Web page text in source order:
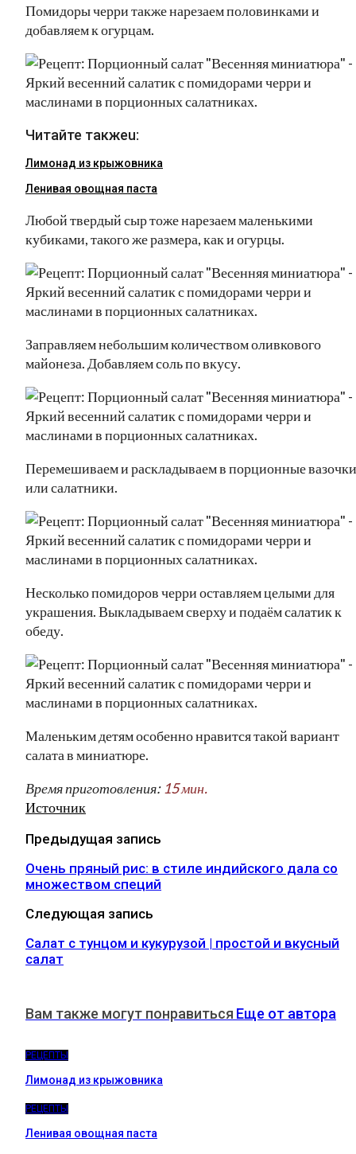
Помидоры черри также нарезаем половинками и
добавляем к огурцам.
Читайте такжеu:
Лимонад из крыжовника
Ленивая овощная паста
Любой твердый сыр тоже нарезаем маленькими
кубиками, такого же размера, как и огурцы.
Заправляем небольшим количеством оливкового
майонеза. Добавляем соль по вкусу.
Перемешиваем и раскладываем в порционные вазочки
или салатники.
Несколько помидоров черри оставляем целыми для
украшения. Выкладываем сверху и подаём салатик к
обеду.
Маленьким детям особенно нравится такой вариант
салата в миниатюре.
Время приготовления: 15 мин.
Источник
Предыдущая запись
Очень пряный рис: в стиле индийского дала со
множеством специй
Следующая запись
Салат с тунцом и кукурузой | простой и вкусный
салат
Вам также могут понравиться Еще от автора
РЕЦЕПТЫ
Лимонад из крыжовника
РЕЦЕПТЫ
Ленивая овощная паста